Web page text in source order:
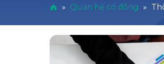
» Quan hệ cổ đông »